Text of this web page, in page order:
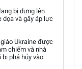
bị dựng lên
dọa và gây áp lực
Ukraine được
chiếm và nhà
phá hủy vào